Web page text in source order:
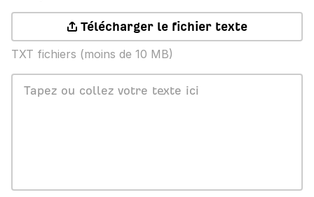
Télécharger le fichier texte
TXT fichiers (moins de 10 MB)